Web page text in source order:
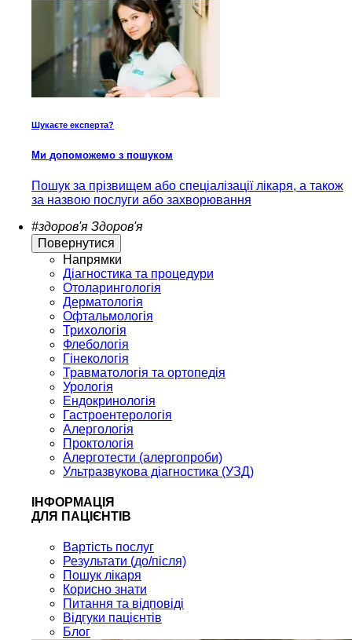
Шукаєте експерта?
Ми допоможемо з пошуком
Пошук за прізвищем або спеціалізації лікаря, а також
за назвою послуги або захворювання
#здоров'я Здоров'я
Повернутися
Напрямки
Діагностика та процедури
Отоларингологія
Дерматологія
Офтальмологія
Трихологія
Флебологія
Гінекологія
Травматологія та ортопедія
Урологія
Ендокринологія
Гастроентерологія
Алергологія
Проктологія
Алерготести (алергопроби)
Ультразвукова діагностика (УЗД)
ІНФОРМАЦІЯ
ДЛЯ ПАЦІЄНТІВ
Вартість послуг
Результати (до/після)
Пошук лікаря
Корисно знати
Питання та відповіді
Відгуки пацієнтів
Блог